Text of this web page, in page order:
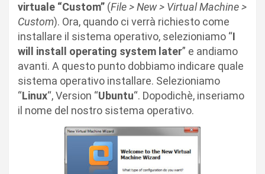
virtuale “Custom” (File > New > Virtual Machine >
Custom). Ora, quando ci verrà richiesto come
installare il sistema operativo, selezioniamo “I
will install operating system later” e andiamo
avanti. A questo punto dobbiamo indicare quale
sistema operativo installare. Selezioniamo
“Linux“, Version “Ubuntu“. Dopodichè, inseriamo
il nome del nostro sistema operativo.